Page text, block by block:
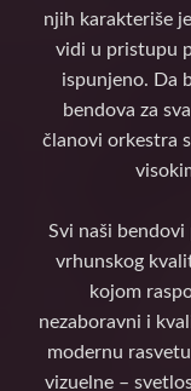
njih karakteriše
vidi u pristupu
ispunjeno. Da
bendova za
članovi orkestra
Svi naši
vrhunskog
kojom
nezaboravni i
modernu
vizuelne –